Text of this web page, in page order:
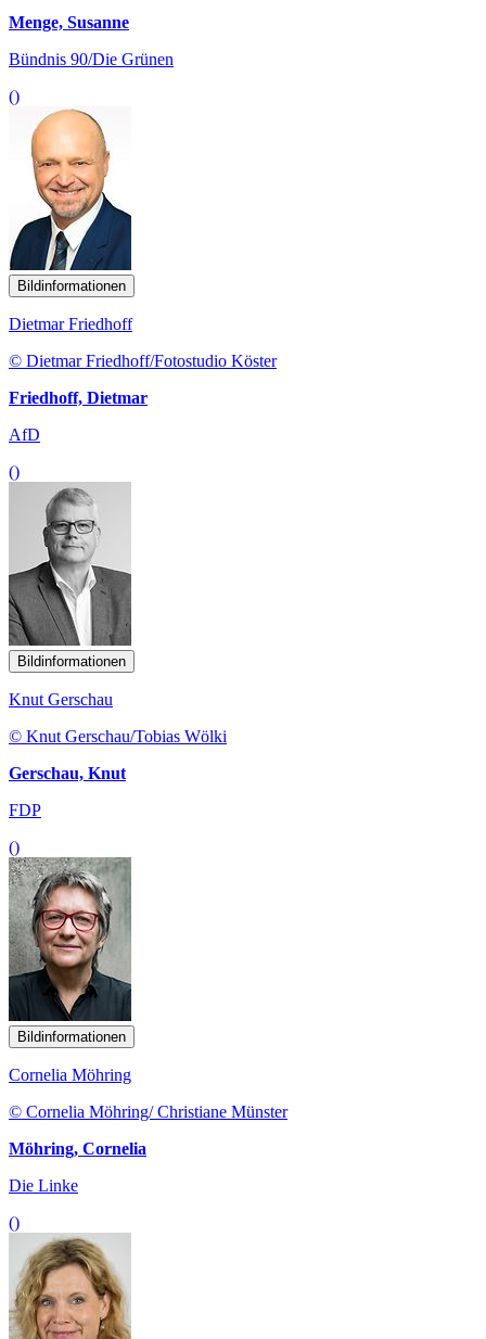
Menge, Susanne
Bündnis 90/Die Grünen
()
Bildinformationen
Dietmar Friedhoff
© Dietmar Friedhoff/Fotostudio Köster
Friedhoff, Dietmar
AfD
()
Bildinformationen
Knut Gerschau
© Knut Gerschau/Tobias Wölki
Gerschau, Knut
FDP
()
Bildinformationen
Cornelia Möhring
© Cornelia Möhring/ Christiane Münster
Möhring, Cornelia
Die Linke
()